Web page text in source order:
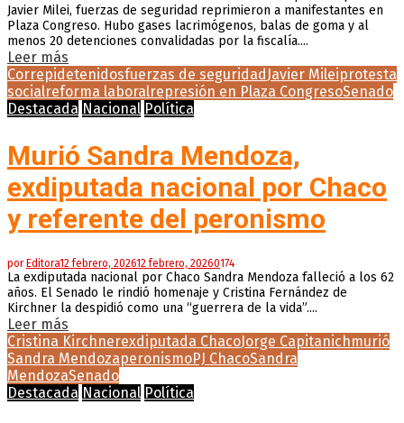
Javier Milei, fuerzas de seguridad reprimieron a manifestantes en
Plaza Congreso. Hubo gases lacrimógenos, balas de goma y al
menos 20 detenciones convalidadas por la fiscalía....
Leer más
Correpidetenidosfuerzas de seguridad Javier Mileiprotesta
socialreforma laboralrepresión en Plaza CongresoSenado
Destacada Nacional Política
Murió Sandra Mendoza,
exdiputada nacional por Chaco
y referente del peronismo
por Editora12 febrero, 202612 febrero, 20260174
La exdiputada nacional por Chaco Sandra Mendoza falleció a los 62
años. El Senado le rindió homenaje y Cristina Fernández de
Kirchner la despidió como una “guerrera de la vida”....
Leer más
Cristina Kirchnerexdiputada ChacoJorge Capitanichmurió
Sandra MendozaperonismoPJ ChacoSandra
MendozaSenado
Destacada Nacional Política